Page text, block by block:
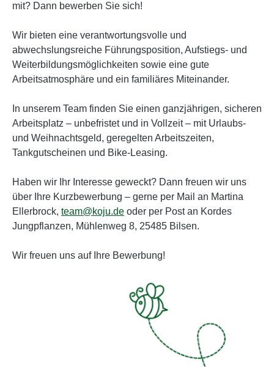
mit? Dann bewerben Sie sich!
Wir bieten eine verantwortungsvolle und
abwechslungsreiche Führungsposition, Aufstiegs- und
Weiterbildungsmöglichkeiten sowie eine gute
Arbeitsatmosphäre und ein familiäres Miteinander.
In unserem Team finden Sie einen ganzjährigen, sicheren
Arbeitsplatz – unbefristet und in Vollzeit – mit Urlaubs-
und Weihnachtsgeld, geregelten Arbeitszeiten,
Tankgutscheinen und Bike-Leasing.
Haben wir Ihr Interesse geweckt? Dann freuen wir uns
über Ihre Kurzbewerbung – gerne per Mail an Martina
Ellerbrock, team@koju.de oder per Post an Kordes
Jungpflanzen, Mühlenweg 8, 25485 Bilsen.
Wir freuen uns auf Ihre Bewerbung!